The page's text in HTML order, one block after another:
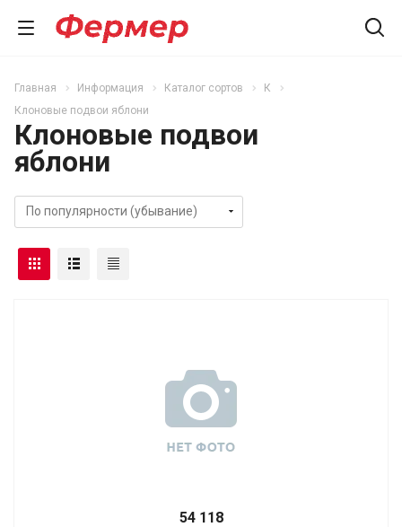
Главная Информация Каталог сортов
К
Клоновые подвои яблони
Клоновые подвои
яблони
54 118